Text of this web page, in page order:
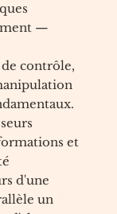
—
contrôle,
et
d'une
un